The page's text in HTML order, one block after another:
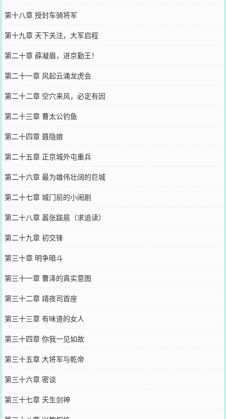
第十八章 授封车骑将军
第十九章 天下关注，大军启程
第二十章 薛凝眉，进京勤王！
第二十一章 风起云涌龙虎会
第二十二章 空穴来风，必定有因
第二十三章 曹太公钓鱼
第二十四章 聂隐娘
第二十五章 正京城外屯重兵
第二十六章 最为雄伟壮阔的巨城
第二十七章 城门前的小闹剧
第二十八章 嚣张跋扈（求追读）
第二十九章 初交锋
第三十章 明争暗斗
第三十一章 曹泽的真实意图
第三十二章 靖夜司首座
第三十三章 有味道的女人
第三十四章 你我一见如故
第三十五章 大将军与乾帝
第三十六章 密谈
第三十七章 天生剑神